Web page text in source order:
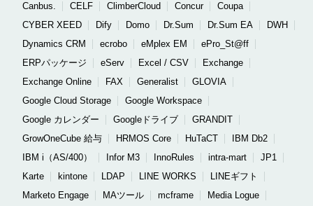
Canbus.
CELF ClimberCloud Concur
Coupa
CYBER XEED
Dify Domo Dr.Sum Dr.Sum EA
DWH
Dynamics CRM
ecrobo eMplex EM
ePro_St@ff
ERPパッケージ
eServ Excel / CSV
Exchange
Exchange Online
FAX Generalist
GLOVIA
Google Cloud Storage
Google Workspace
Google カレンダー
Googleドライブ
GRANDIT
GrowOneCube 給与
HRMOS Core HuTaCT
IBM Db2
IBM i（AS/400）
Infor M3 InnoRules intra-mart
JP1
Karte
kintone LDAP LINE WORKS
LINEギフト
Marketo Engage
MAツール mcframe
Media Logue